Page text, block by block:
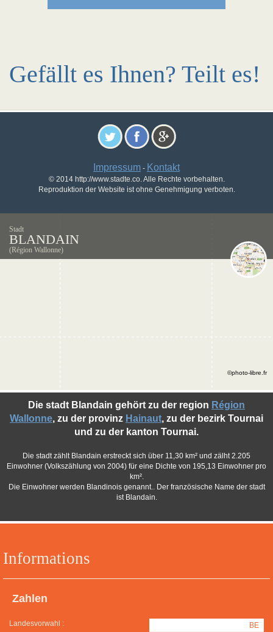
Gefällt es Ihnen? Teilt es!
Impressum - Kontakt
© 2014 http://www.stadte.co. Alle Rechte vorbehalten.
Reproduktion der Website ist ohne Genehmigung verboten.
Stadt
BLANDAIN
(Région Wallonne)
Informations
Zahlen
Landesvorwahl : BE
Die stadt Blandain gehört zu der region Région
Wallonne, zu der provinz Hainaut, zu der bezirk Tournai
und zu der kanton Tournai.
Die stadt zählt Blandain erstreckt sich über 11,30 km² und zälht 2.205
Einwohner (Volkszählung von 2004) für eine Dichte von 195,13 Einwohner pro
km².
Die Einwohner werden Blandinois genannt.. Der französische Name der stadt
ist Blandain.
©photo-libre.fr